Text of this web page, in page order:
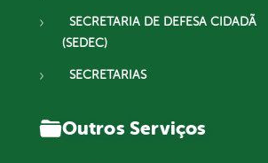
SECRETARIA DE DEFESA CIDADÃ
(SEDEC)
SECRETARIAS
Outros Serviços